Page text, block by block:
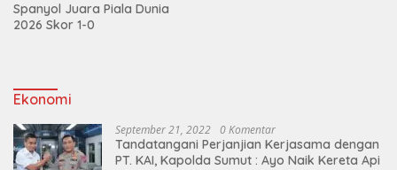
Spanyol Juara Piala Dunia
2026 Skor 1-0
Ekonomi
September 21, 2022 0 Komentar
Tandatangani Perjanjian Kerjasama dengan
PT. KAI, Kapolda Sumut : Ayo Naik Kereta Api